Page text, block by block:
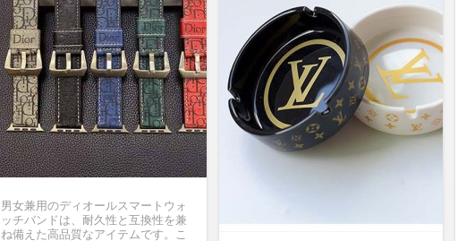
男女兼用のディオールスマートウォ
ッチバンドは、耐久性と互換性を兼
ね備えた高品質なアイテムです。こ